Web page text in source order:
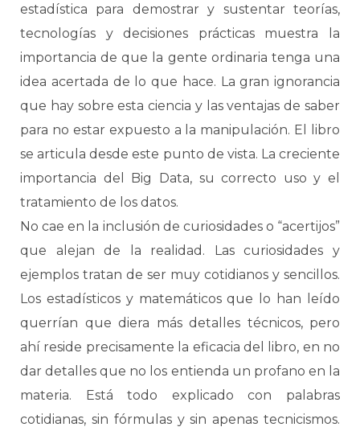
estadística para demostrar y sustentar teorías,
tecnologías y decisiones prácticas muestra la
importancia de que la gente ordinaria tenga una
idea acertada de lo que hace. La gran ignorancia
que hay sobre esta ciencia y las ventajas de saber
para no estar expuesto a la manipulación. El libro
se articula desde este punto de vista. La creciente
importancia del Big Data, su correcto uso y el
tratamiento de los datos.
No cae en la inclusión de curiosidades o “acertijos”
que alejan de la realidad. Las curiosidades y
ejemplos tratan de ser muy cotidianos y sencillos.
Los estadísticos y matemáticos que lo han leído
querrían que diera más detalles técnicos, pero
ahí reside precisamente la eficacia del libro, en no
dar detalles que no los entienda un profano en la
materia. Está todo explicado con palabras
cotidianas, sin fórmulas y sin apenas tecnicismos.